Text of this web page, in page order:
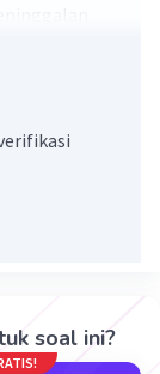
usia
dan
dan
soal ini?